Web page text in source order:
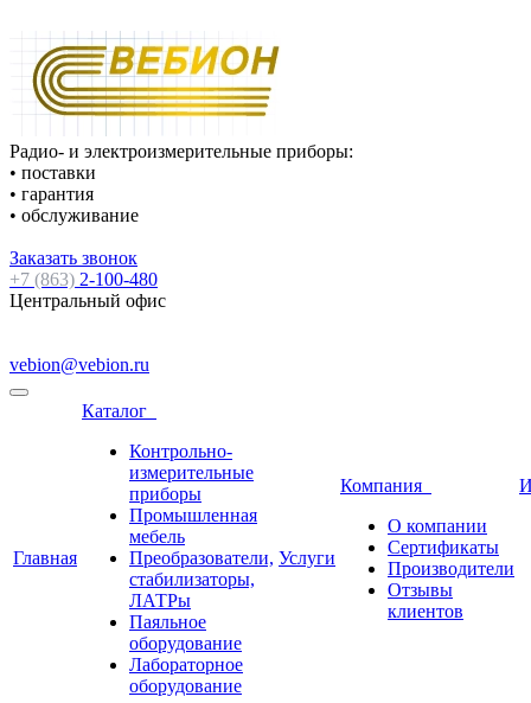
Радио- и электроизмерительные приборы:
• поставки
• гарантия
• обслуживание
Заказать звонок
+7 (863) 2-100-480
Центральный офис
vebion@vebion.ru
Главная
Каталог
Контрольно-
измерительные
приборы
Промышленная
мебель
Преобразователи,
стабилизаторы,
ЛАТРы
Паяльное
оборудование
Лабораторное
оборудование
Услуги
Компания
О компании
Сертификаты
Производители
Отзывы
клиентов